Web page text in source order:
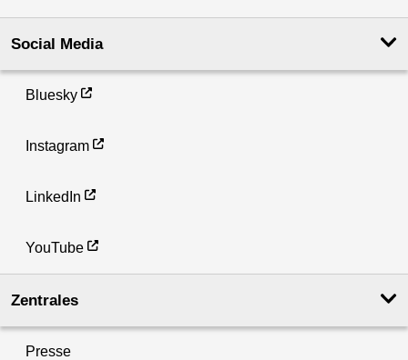
Social Media
Bluesky
Instagram
LinkedIn
YouTube
Zentrales
Presse